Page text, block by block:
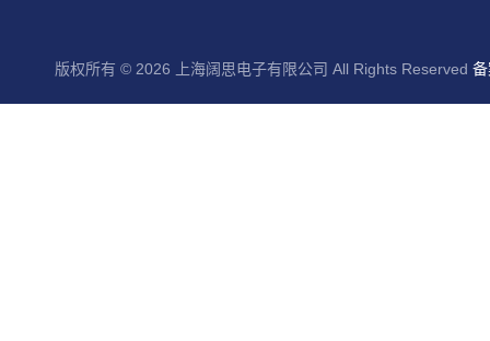
版权所有 © 2026 上海阔思电子有限公司 All Rights Reserved